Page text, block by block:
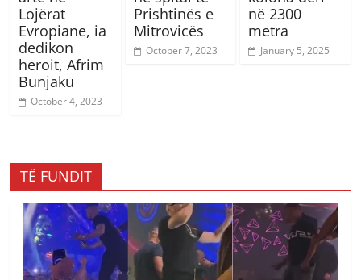
Lojërat
Evropiane, ia
dedikon
heroit, Afrim
Bunjaku
October 4, 2023
Prishtinës e
Mitrovicës
October 7, 2023
në 2300
metra
January 5, 2025
TË FUNDIT